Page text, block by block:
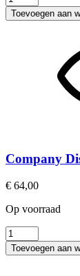
Distilling
-
Toevoegen aan
Company
€ 64,00
Op voorraad
Company
Distilling
-
Toevoegen aan